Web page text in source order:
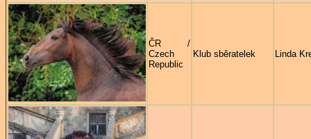
ČR /
Czech
Republic
Klub sběratelek Linda